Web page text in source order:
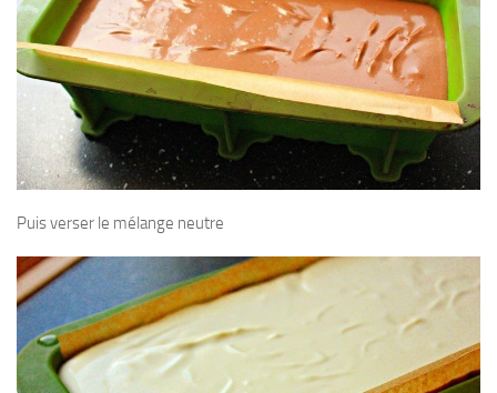
Puis verser le mélange neutre